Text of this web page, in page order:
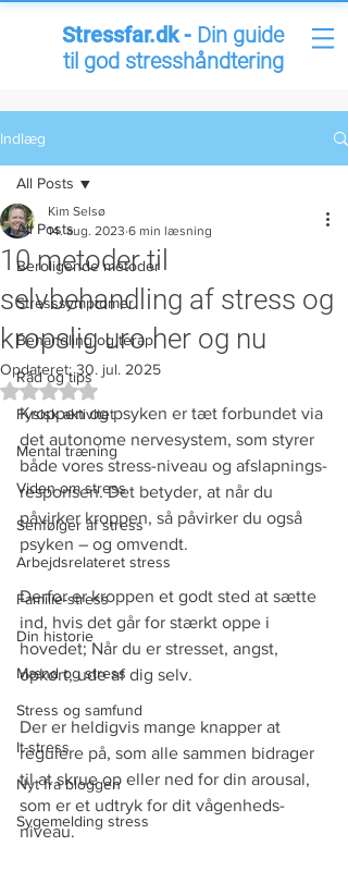
Stressfar.dk - Din guide
til god stresshåndtering
Indlæg
All Posts
Beroligende metoder
Stresssymptomer
Behandling og terapi
Råd og tips
Fysisk aktivitet
Mental træning
Viden om stress
Senfølger af stress
Arbejdsrelateret stress
Familie-stress
Din historie
Mænd og stress
Stress og samfund
It-stress
Nyt fra bloggen
Sygemelding stress
All Posts
10 metoder til
selvbehandling af stress og
kropslig uro her og nu
Kim Selsø
14. aug. 2023 6 min læsning
Opdateret:30. jul. 2025
Bedømt til NaN ud af 5 stjerner.
Kroppen og psyken er tæt forbundet via
det autonome nervesystem, som styrer
både vores stress-niveau og afslapnings-
responsen. Det betyder, at når du
påvirker kroppen, så påvirker du også
psyken – og omvendt.
Derfor er kroppen et godt sted at sætte
ind, hvis det går for stærkt oppe i
hovedet; Når du er stresset, angst,
opkørt, ude af dig selv.
Der er heldigvis mange knapper at
regulere på, som alle sammen bidrager
til at skrue op eller ned for din arousal,
som er et udtryk for dit vågenheds-
niveau.